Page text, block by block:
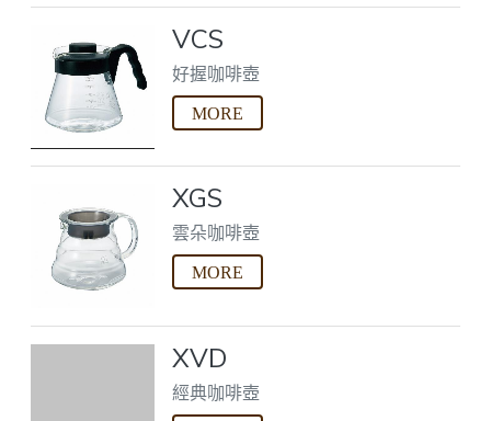
VCS
好握咖啡壺
XGS
雲朵咖啡壺
XVD
經典咖啡壺